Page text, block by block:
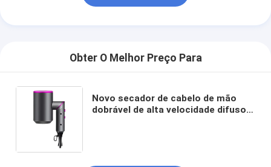
Obter O Melhor Preço Para
Novo secador de cabelo de mão
dobrável de alta velocidade difusor